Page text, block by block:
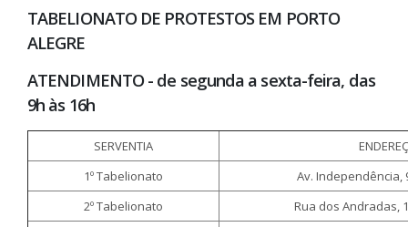
TABELIONATO DE PROTESTOS EM PORTO
ALEGRE
ATENDIMENTO - de segunda a sexta-feira, das
9h às 16h
SERVENTIA
1º Tabelionato
Av. Independência,
2º Tabelionato
Rua dos Andradas,